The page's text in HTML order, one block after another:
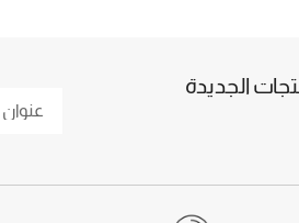
الجديدة